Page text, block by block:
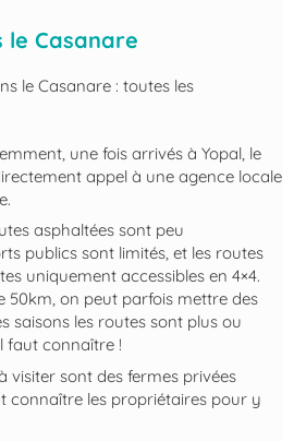
le Casanare
une fois arrivés à Yopal, le
appel à une agence locale
asphaltées sont peu
publics sont limités, et les routes
uniquement accessibles en 4×4.
50km, on peut parfois mettre des
saisons les routes sont plus ou
faut connaître !
visiter sont des fermes privées
connaître les propriétaires pour y